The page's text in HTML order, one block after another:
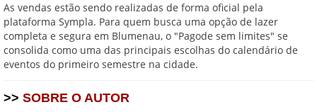
As vendas estão sendo realizadas de forma oficial pela
plataforma Sympla. Para quem busca uma opção de lazer
completa e segura em Blumenau, o "Pagode sem limites" se
consolida como uma das principais escolhas do calendário de
eventos do primeiro semestre na cidade.
>> SOBRE O AUTOR